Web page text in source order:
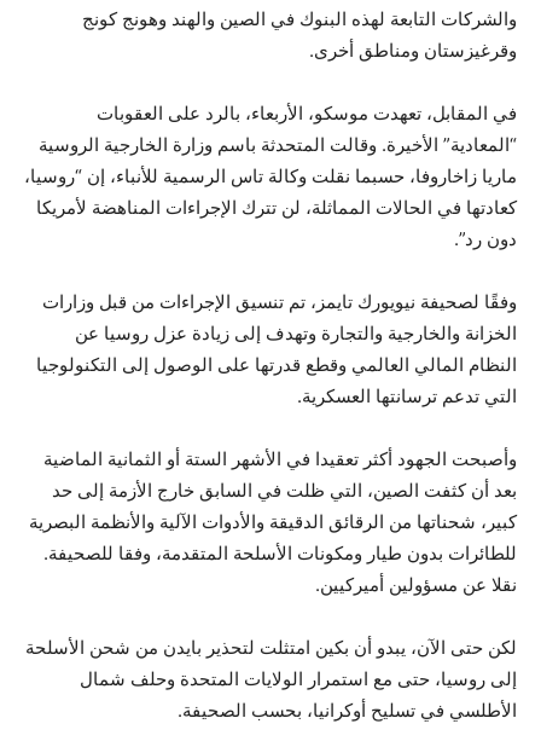
والشركات التابعة لهذه البنوك في الصين والهند وهونج كونج
وقرغيزستان ومناطق أخرى.
في المقابل، تعهدت موسكو، الأربعاء، بالرد على العقوبات
“المعادية” الأخيرة. وقالت المتحدثة باسم وزارة الخارجية الروسية
ماريا زاخاروفا، حسبما نقلت وكالة تاس الرسمية للأنباء، إن “روسيا،
كعادتها في الحالات المماثلة، لن تترك الإجراءات المناهضة لأمريكا
دون رد”.
وفقًا لصحيفة نيويورك تايمز، تم تنسيق الإجراءات من قبل وزارات
الخزانة والخارجية والتجارة وتهدف إلى زيادة عزل روسيا عن
النظام المالي العالمي وقطع قدرتها على الوصول إلى التكنولوجيا
التي تدعم ترسانتها العسكرية.
وأصبحت الجهود أكثر تعقيدا في الأشهر الستة أو الثمانية الماضية
بعد أن كثفت الصين، التي ظلت في السابق خارج الأزمة إلى حد
كبير، شحناتها من الرقائق الدقيقة والأدوات الآلية والأنظمة البصرية
للطائرات بدون طيار ومكونات الأسلحة المتقدمة، وفقا للصحيفة.
نقلا عن مسؤولين أميركيين.
لكن حتى الآن، يبدو أن بكين امتثلت لتحذير بايدن من شحن الأسلحة
إلى روسيا، حتى مع استمرار الولايات المتحدة وحلف شمال
الأطلسي في تسليح أوكرانيا، بحسب الصحيفة.